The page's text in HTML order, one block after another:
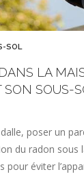
SOL
LA
SOUS-
poser un
du radon sous
pour éviter